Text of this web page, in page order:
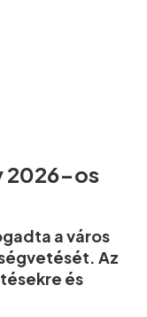
2026-os
a város
Az
és